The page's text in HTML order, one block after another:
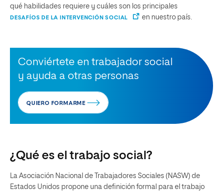
qué habilidades requiere y cuáles son los principales
DESAFÍOS DE LA INTERVENCIÓN SOCIAL en nuestro país.
Conviértete en trabajador social
y ayuda a otras personas
QUIERO FORMARME
¿Qué es el trabajo social?
La Asociación Nacional de Trabajadores Sociales (NASW) de
Estados Unidos propone una definición formal para el trabajo